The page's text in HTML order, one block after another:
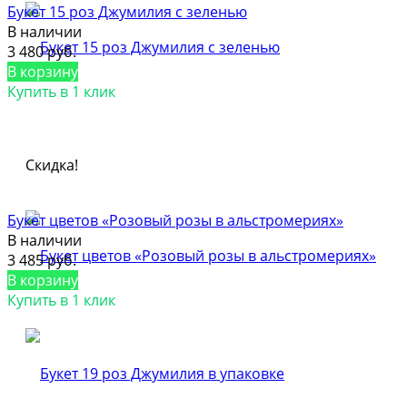
Букет 15 роз Джумилия с зеленью
В наличии
3 480 руб.
В корзину
Купить в 1 клик
Скидка!
Букет цветов «Розовый розы в альстромериях»
В наличии
3 485 руб.
В корзину
Купить в 1 клик